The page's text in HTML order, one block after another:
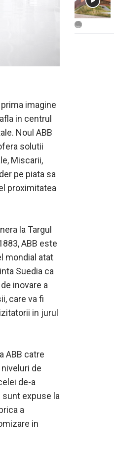
imagine
in centrul
Noul ABB
solutii
Miscarii,
pe piata sa
proximitatea
la Targul
ABB este
mondial atat
Suedia ca
inovare a
care va fi
in jurul
ABB catre
de
de-a
expuse la
a
in